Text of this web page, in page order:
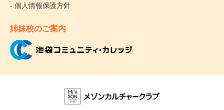
- 個人情報保護方針
姉妹校のご案内